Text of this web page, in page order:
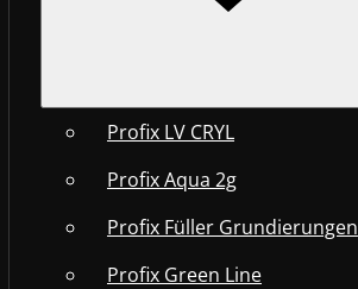
Profix LV CRYL
Profix Aqua 2g
Profix Füller Grundierungen
Profix Green Line